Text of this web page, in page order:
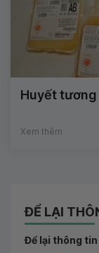
Huyết
Xem thêm
ĐỂ LẠI
Để lại thông